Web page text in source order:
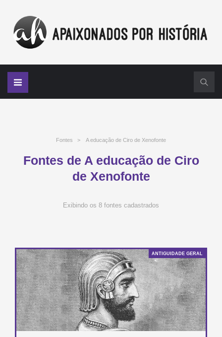
Fontes > A educação de Ciro de Xenofonte
Fontes de A educação de Ciro
de Xenofonte
Exibindo os 8 fontes cadastrados
ANTIGUIDADE GERAL